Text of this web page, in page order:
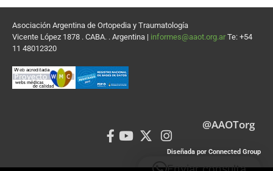
Asociación Argentina de Ortopedia y Traumatología
Vicente López 1878 . CABA. . Argentina | informes@aaot.org.ar Te: +54
11 48012320
@AAOTorg
Diseñada por Connected Group